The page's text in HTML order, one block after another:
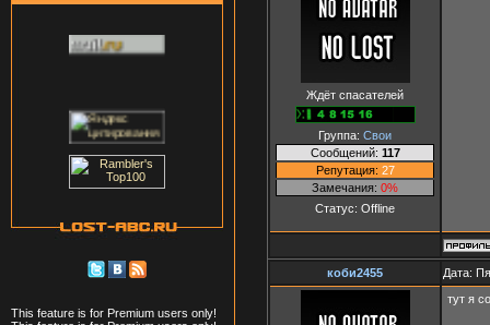
This feature is for Premium users only!
Ждёт спасателей
Группа: Свои
Сообщений: 117
Репутация: 27
Замечания: 0%
Статус: Offline
коби2455 Дата:
тут я